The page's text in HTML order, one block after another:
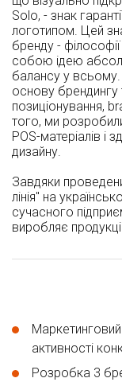
Solo, - знак
логотипом. Цей
бренду -
собою ідею
балансу у
основу брендингу
позиціонування,
того, ми розробили
POS-матеріалів і
дизайну.
Завдяки
лінія" на
сучасного
виробляє
активності
Розробка 3